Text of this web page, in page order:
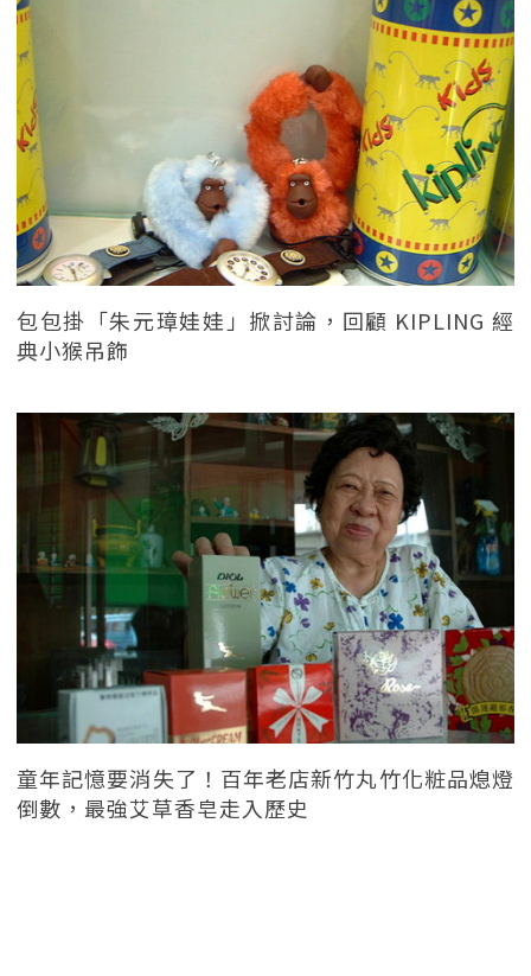
包包掛「朱元璋娃娃」掀討論，回顧 KIPLING 經
典小猴吊飾
童年記憶要消失了！百年老店新竹丸竹化粧品熄燈
倒數，最強艾草香皂走入歷史